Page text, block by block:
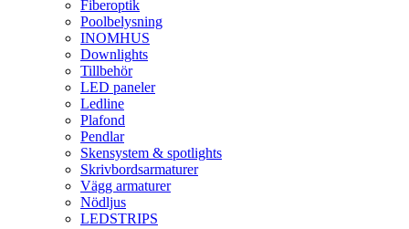
Fiberoptik
Poolbelysning
INOMHUS
Downlights
Tillbehör
LED paneler
Ledline
Plafond
Pendlar
Skensystem & spotlights
Skrivbordsarmaturer
Vägg armaturer
Nödljus
LEDSTRIPS